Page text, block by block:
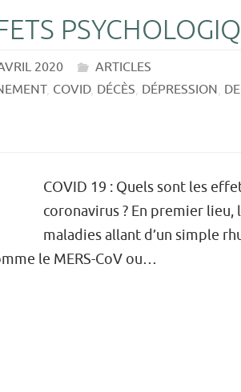
2020
ARTICLES
, COVID, DÉCÈS, DÉPRESSION,
COVID 19 : Quels sont les
coronavirus ? En premier
maladies allant d’un simple
le MERS-CoV ou…